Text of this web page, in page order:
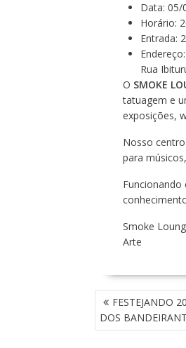
Data: 05/
Horário:
Entrada:
Rua
O SMOKE
tatuagem e
exposições,
Nosso
para
Smoke
Arte
N
A
V
FESTEJANDO
DOS